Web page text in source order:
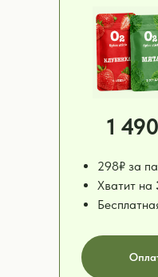
298₽ за
Хватит на
1